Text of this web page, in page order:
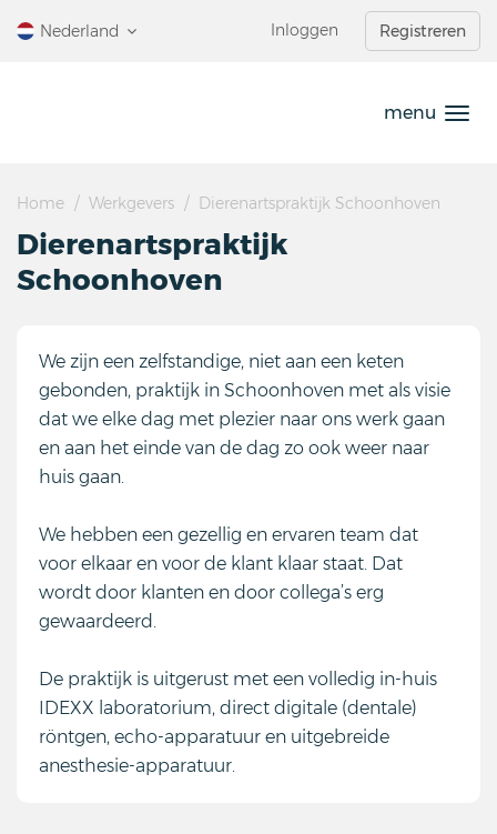
directNederland Inloggen Registreren
menu
Home Werkgevers Dierenartspraktijk Schoonhoven
Dierenartspraktijk
Schoonhoven
We zijn een zelfstandige, niet aan een keten
gebonden, praktijk in Schoonhoven met als visie
dat we elke dag met plezier naar ons werk gaan
en aan het einde van de dag zo ook weer naar
huis gaan.
We hebben een gezellig en ervaren team dat
voor elkaar en voor de klant klaar staat. Dat
wordt door klanten en door collega’s erg
gewaardeerd.
De praktijk is uitgerust met een volledig in-huis
IDEXX laboratorium, direct digitale (dentale)
röntgen, echo-apparatuur en uitgebreide
anesthesie-apparatuur.